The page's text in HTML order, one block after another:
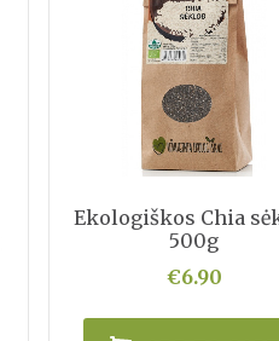
Ekologiškos Chia
500g
€6.90